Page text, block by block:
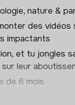
avant et
mais aussi
nature &
des vidéos
impactants
et tu jongles
sur leur
de 6 mois